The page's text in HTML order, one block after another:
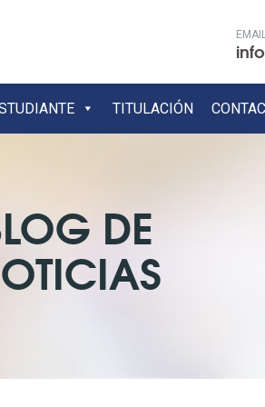
TITULACIÓN
DE